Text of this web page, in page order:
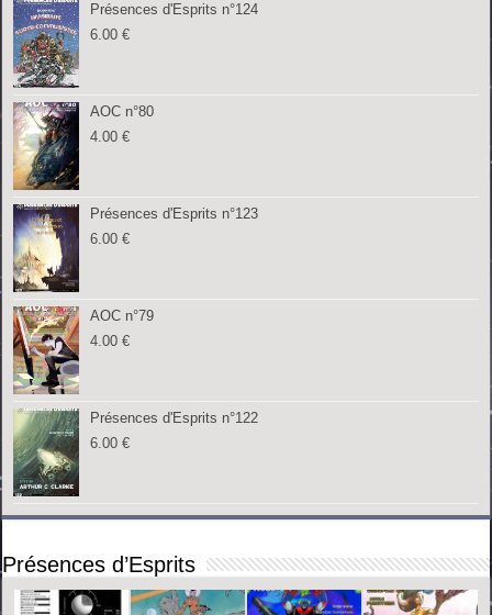
Présences d'Esprits n°124
6.00€
AOC n°80
4.00€
Présences d'Esprits n°123
6.00€
AOC n°79
4.00€
Présences d'Esprits n°122
6.00€
Présences d’Esprits